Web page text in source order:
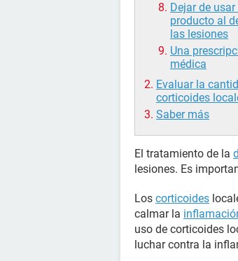
Dejar de usar
producto al
las lesiones
Una
médica
Evaluar la
corticoides
Saber más
El tratamiento de la
lesiones. Es
Los corticoides
calmar la
uso de corticoides
luchar contra la